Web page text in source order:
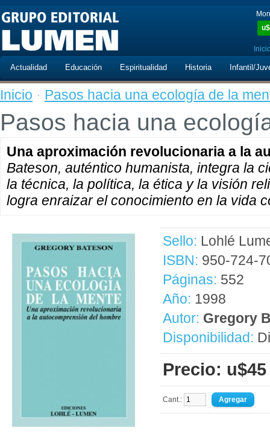
u$
Actualidad Educación Espiritualidad Historia Infantil/
Inicio · Pasos hacia una ecología de la
Pasos hacia una
Una aproximación revolucionaria a la
Bateson, auténtico humanista, integra la
la técnica, la política, la ética y la visión
logra enraizar el conocimiento en la vida
Sello: Lohlé
ISBN: 950-724-
Páginas: 552
Año: 1998
Autor: Gregory
Disponibilidad:
Precio: u$45
Cant.: